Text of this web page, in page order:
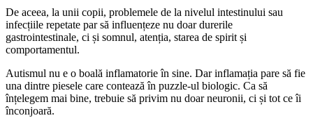
De aceea, la unii copii, problemele de la nivelul intestinului sau
infecțiile repetate par să influențeze nu doar durerile
gastrointestinale, ci și somnul, atenția, starea de spirit și
comportamentul.
Autismul nu e o boală inflamatorie în sine. Dar inflamația pare să fie
una dintre piesele care contează în puzzle-ul biologic. Ca să
înțelegem mai bine, trebuie să privim nu doar neuronii, ci și tot ce îi
înconjoară.